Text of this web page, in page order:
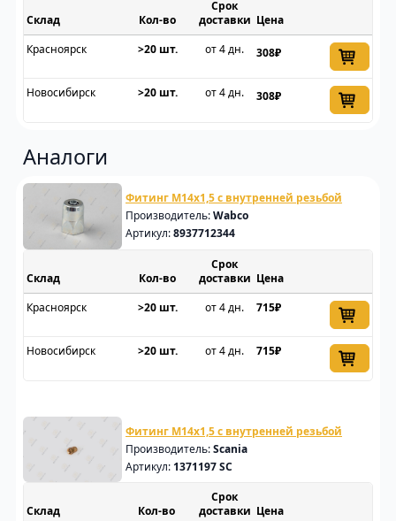
Склад
Срок
доставки Цена
Красноярск
>20 шт. от 4 дн. 308₽
Новосибирск >20 шт. от 4 дн. 308₽
Аналоги
Фитинг M14x1,5 с внутренней резьбой
Производитель:Wabco
Артикул:8937712344
Склад
Срок
доставки Цена
Красноярск
>20 шт. от 4 дн. 715₽
Новосибирск >20 шт. от 4 дн. 715₽
Фитинг M14x1,5 с внутренней резьбой
Производитель:Scania
Артикул: 1371197 SC
Склад
Срок
доставки Цена